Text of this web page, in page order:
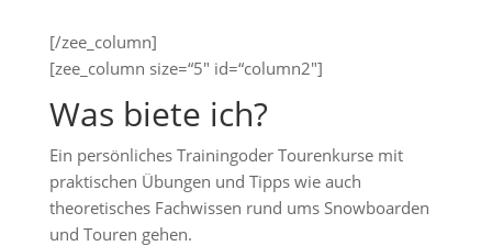
[/zee_column]
[zee_column size=“5″ id=“column2″]
Was biete ich?
Ein persönliches Trainingoder Tourenkurse mit
praktischen Übungen und Tipps wie auch
theoretisches Fachwissen rund ums Snowboarden
und Touren gehen.